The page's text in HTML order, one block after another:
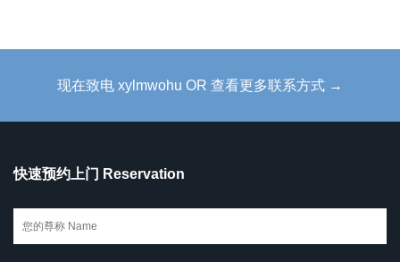
现在致电 xylmwohu OR 查看更多联系方式 →
快速预约上门 Reservation